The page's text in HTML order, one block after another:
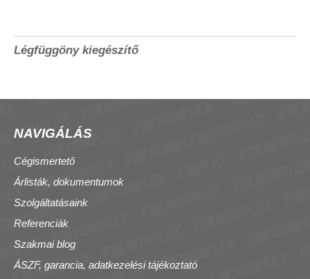
Légfüggöny kiegészítő
NAVIGÁLÁS
Cégismertető
Árlisták, dokumentumok
Szolgáltatásaink
Referenciák
Szakmai blog
ÁSZF, garancia, adatkezelési tájékoztató